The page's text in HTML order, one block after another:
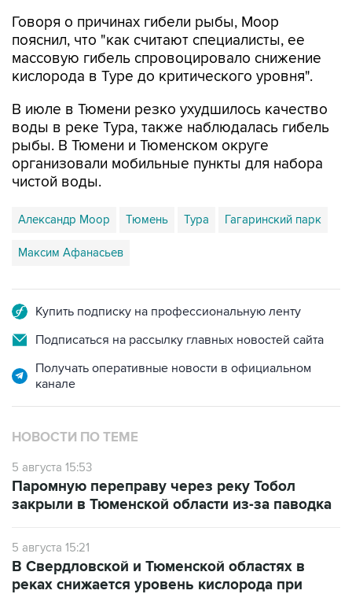
Говоря о причинах гибели рыбы, Моор
пояснил, что "как считают специалисты, ее
массовую гибель спровоцировало снижение
кислорода в Туре до критического уровня".
В июле в Тюмени резко ухудшилось качество
воды в реке Тура, также наблюдалась гибель
рыбы. В Тюмени и Тюменском округе
организовали мобильные пункты для набора
чистой воды.
Александр Моор Тюмень Тура Гагаринский парк
Максим Афанасьев
Купить подписку на профессиональную ленту
Подписаться на рассылку главных новостей сайта
Получать оперативные новости в официальном
канале
НОВОСТИ ПО ТЕМЕ
5 августа 15:53
Паромную переправу через реку Тобол
закрыли в Тюменской области из-за паводка
5 августа 15:21
В Свердловской и Тюменской областях в
реках снижается уровень кислорода при